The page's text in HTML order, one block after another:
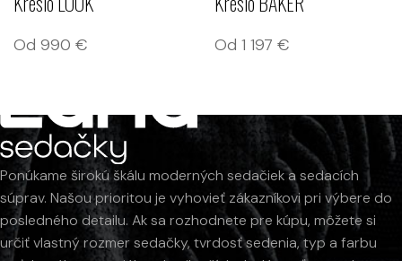
Od 990 € Od 1 197 €
Ponúkame širokú škálu moderných sedačiek a sedacích
súprav. Našou prioritou je vyhovieť zákazníkovi pri výbere do
posledného detailu. Ak sa rozhodnete pre kúpu, môžete si
určiť vlastný rozmer sedačky, tvrdosť sedenia, typ a farbu